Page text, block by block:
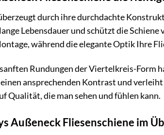
durch ihre durchdachte
Lebensdauer und schützt die
während die elegante Optik Ihre
Rundungen der Viertelkreis-Form
ansprechenden Kontrast und
Qualität, die man sehen und fühlen kann.
Außeneck Fliesenschiene im